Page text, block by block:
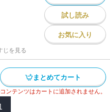
試し読み
お気に入り
じを見る
まとめてカート
ンテンツはカートに追加されません。